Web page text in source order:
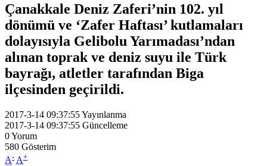
Çanakkale Deniz Zaferi’nin 102. yıl
dönümü ve ‘Zafer Haftası’ kutlamaları
dolayısıyla Gelibolu Yarımadası’ndan
alınan toprak ve deniz suyu ile Türk
bayrağı, atletler tarafından Biga
ilçesinden geçirildi.
2017-3-14 09:37:55Yayınlanma
2017-3-14 09:37:55 Güncelleme
0Yorum
580 Gösterim
A- A+